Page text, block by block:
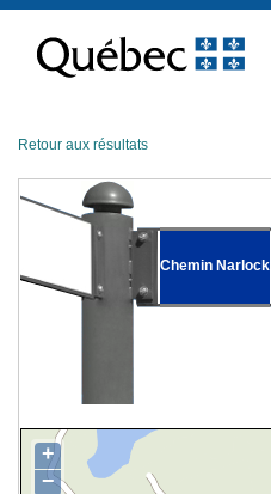
contenu
Retour aux résultats
Chemin Narlock
+
−